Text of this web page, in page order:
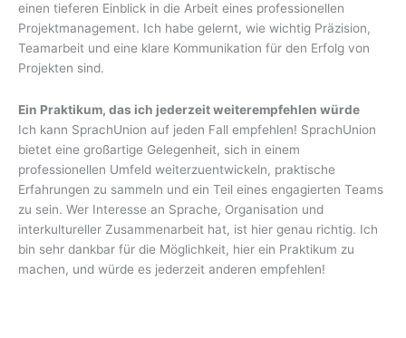
einen tieferen Einblick in die Arbeit eines professionellen
Projektmanagement. Ich habe gelernt, wie wichtig Präzision,
Teamarbeit und eine klare Kommunikation für den Erfolg von
Projekten sind.
Ein Praktikum, das ich jederzeit weiterempfehlen würde
Ich kann SprachUnion auf jeden Fall empfehlen! SprachUnion
bietet eine großartige Gelegenheit, sich in einem
professionellen Umfeld weiterzuentwickeln, praktische
Erfahrungen zu sammeln und ein Teil eines engagierten Teams
zu sein. Wer Interesse an Sprache, Organisation und
interkultureller Zusammenarbeit hat, ist hier genau richtig. Ich
bin sehr dankbar für die Möglichkeit, hier ein Praktikum zu
machen, und würde es jederzeit anderen empfehlen!